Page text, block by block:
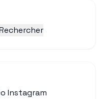
Instagram